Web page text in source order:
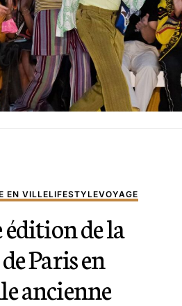
EN VILLELIFESTYLEVOYAGE
édition de la
Paris en
ancienne